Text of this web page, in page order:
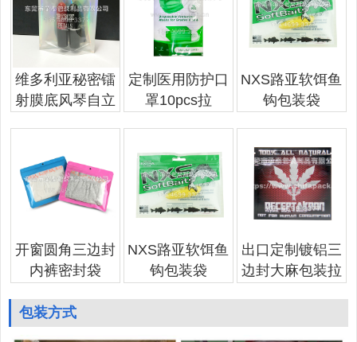
维多利亚秘密镭
射膜底风琴自立
定制医用防护口
罩10pcs拉
NXS路亚软饵鱼
钩包装袋
开窗圆角三边封
内裤密封袋
NXS路亚软饵鱼
钩包装袋
出口定制镀铝三
边封大麻包装拉
包装方式